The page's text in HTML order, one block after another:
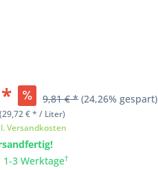
9,81 € * (24,26% gespart)
(29,72 € * / Liter)
Versandkosten
1-3 Werktage†